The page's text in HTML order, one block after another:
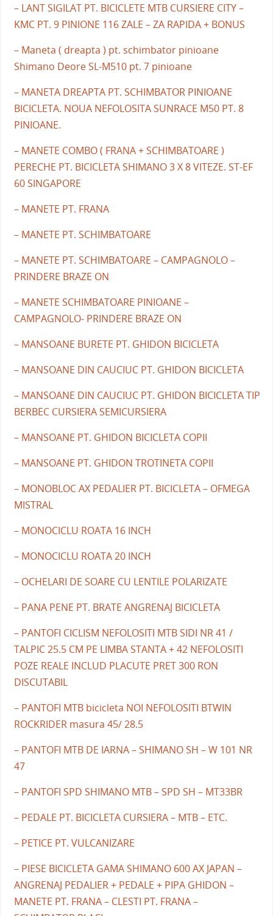
– LANT SIGILAT PT. BICICLETE MTB CURSIERE CITY –
KMC PT. 9 PINIONE 116 ZALE – ZA RAPIDA + BONUS
– Maneta ( dreapta ) pt. schimbator pinioane
Shimano Deore SL-M510 pt. 7 pinioane
– MANETA DREAPTA PT. SCHIMBATOR PINIOANE
BICICLETA. NOUA NEFOLOSITA SUNRACE M50 PT. 8
PINIOANE.
– MANETE COMBO ( FRANA + SCHIMBATOARE )
PERECHE PT. BICICLETA SHIMANO 3 X 8 VITEZE. ST-EF
60 SINGAPORE
– MANETE PT. FRANA
– MANETE PT. SCHIMBATOARE
– MANETE PT. SCHIMBATOARE – CAMPAGNOLO –
PRINDERE BRAZE ON
– MANETE SCHIMBATOARE PINIOANE –
CAMPAGNOLO- PRINDERE BRAZE ON
– MANSOANE BURETE PT. GHIDON BICICLETA
– MANSOANE DIN CAUCIUC PT. GHIDON BICICLETA
– MANSOANE DIN CAUCIUC PT. GHIDON BICICLETA TIP
BERBEC CURSIERA SEMICURSIERA
– MANSOANE PT. GHIDON BICICLETA COPII
– MANSOANE PT. GHIDON TROTINETA COPII
– MONOBLOC AX PEDALIER PT. BICICLETA – OFMEGA
MISTRAL
– MONOCICLU ROATA 16 INCH
– MONOCICLU ROATA 20 INCH
– OCHELARI DE SOARE CU LENTILE POLARIZATE
– PANA PENE PT. BRATE ANGRENAJ BICICLETA
– PANTOFI CICLISM NEFOLOSITI MTB SIDI NR 41 /
TALPIC 25.5 CM PE LIMBA STANTA + 42 NEFOLOSITI
POZE REALE INCLUD PLACUTE PRET 300 RON
DISCUTABIL
– PANTOFI MTB bicicleta NOI NEFOLOSITI BTWIN
ROCKRIDER masura 45/ 28.5
– PANTOFI MTB DE IARNA – SHIMANO SH – W 101 NR
47
– PANTOFI SPD SHIMANO MTB – SPD SH – MT33BR
– PEDALE PT. BICICLETA CURSIERA – MTB – ETC.
– PETICE PT. VULCANIZARE
– PIESE BICICLETA GAMA SHIMANO 600 AX JAPAN –
ANGRENAJ PEDALIER + PEDALE + PIPA GHIDON –
MANETE PT. FRANA – CLESTI PT. FRANA –